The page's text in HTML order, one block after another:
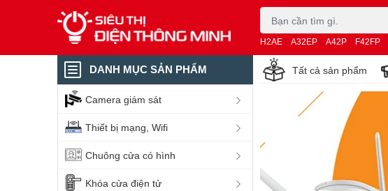
H2AE A32EP A42P F42FP
DANH MỤC SẢN PHẨM Tất cả sản phẩm
Camera giám sát
Thiết bị mạng, Wifi
Chuông cửa có hình
Khóa cửa điện tử